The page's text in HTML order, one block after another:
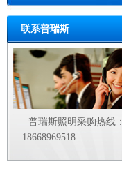
联系普瑞斯
普瑞斯照明采购热线：
18668969518